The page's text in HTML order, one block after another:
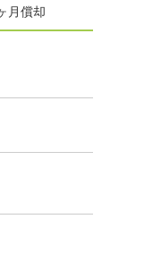
月償却